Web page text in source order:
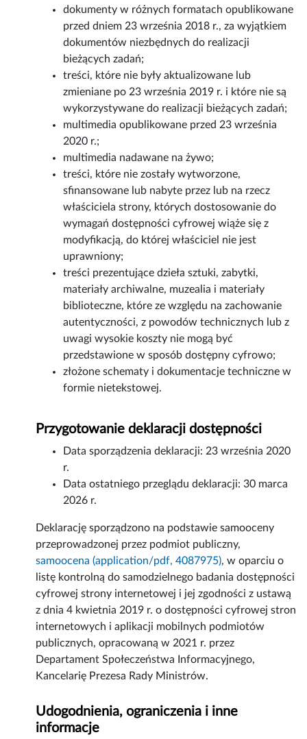
dokumenty w różnych formatach opublikowane
przed dniem 23 września 2018 r., za wyjątkiem
dokumentów niezbędnych do realizacji
bieżących zadań;
treści, które nie były aktualizowane lub
zmieniane po 23 września 2019 r. i które nie są
wykorzystywane do realizacji bieżących zadań;
multimedia opublikowane przed 23 września
2020 r.;
multimedia nadawane na żywo;
treści, które nie zostały wytworzone,
sfinansowane lub nabyte przez lub na rzecz
właściciela strony, których dostosowanie do
wymagań dostępności cyfrowej wiąże się z
modyfikacją, do której właściciel nie jest
uprawniony;
treści prezentujące dzieła sztuki, zabytki,
materiały archiwalne, muzealia i materiały
biblioteczne, które ze względu na zachowanie
autentyczności, z powodów technicznych lub z
uwagi wysokie koszty nie mogą być
przedstawione w sposób dostępny cyfrowo;
złożone schematy i dokumentacje techniczne w
formie nietekstowej.
Przygotowanie deklaracji dostępności
Data sporządzenia deklaracji: 23 września 2020
r.
Data ostatniego przeglądu deklaracji:30 marca
2026 r.
Deklarację sporządzono na podstawie samooceny
przeprowadzonej przez podmiot publiczny,
samoocena (application/pdf, 4087975), w oparciu o
listę kontrolną do samodzielnego badania dostępności
cyfrowej strony internetowej i jej zgodności z ustawą
z dnia 4 kwietnia 2019 r. o dostępności cyfrowej stron
internetowych i aplikacji mobilnych podmiotów
publicznych, opracowaną w 2021 r. przez
Departament Społeczeństwa Informacyjnego,
Kancelarię Prezesa Rady Ministrów.
Udogodnienia, ograniczenia i inne
informacje